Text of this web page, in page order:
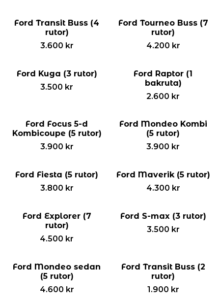
Ford Transit Buss (4
rutor)
3.600 kr
Ford Tourneo Buss (7
rutor)
4.200 kr
Ford Kuga (3 rutor)
3.500 kr
Ford Raptor (1
bakruta)
2.600 kr
Ford Focus 5-d
Kombicoupe (5 rutor)
3.900 kr
Ford Mondeo Kombi
(5 rutor)
3.900 kr
Ford Fiesta (5 rutor)
3.800 kr
Ford Maverik (5 rutor)
4.300 kr
Ford Explorer (7
rutor)
4.500 kr
Ford S-max (3 rutor)
3.500 kr
Ford Mondeo sedan
(5 rutor)
4.600 kr
Ford Transit Buss (2
rutor)
1.900 kr